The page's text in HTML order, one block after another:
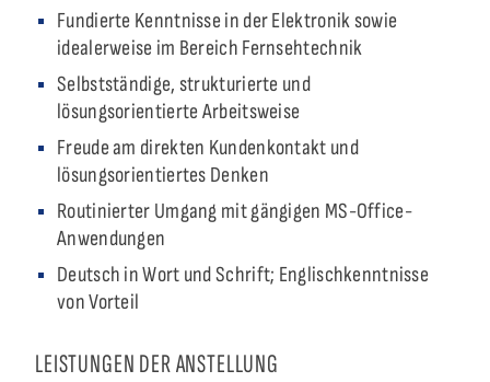
Fundierte Kenntnisse in der Elektronik sowie
idealerweise im Bereich Fernsehtechnik
Selbstständige, strukturierte und
lösungsorientierte Arbeitsweise
Freude am direkten Kundenkontakt und
lösungsorientiertes Denken
Routinierter Umgang mit gängigen MS-Office-
Anwendungen
Deutsch in Wort und Schrift; Englischkenntnisse
von Vorteil
LEISTUNGEN DER ANSTELLUNG